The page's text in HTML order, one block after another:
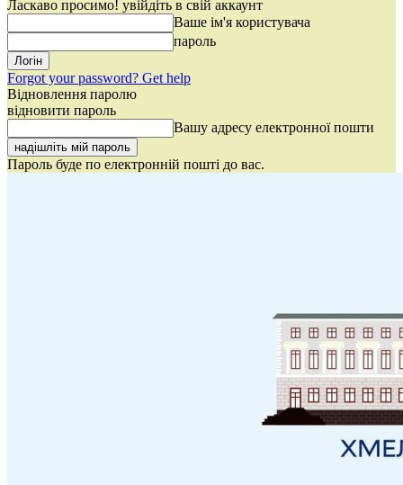
Ласкаво просимо! увійдіть в свій аккаунт
Ваше ім'я користувача
пароль
Forgot your password? Get help
Відновлення паролю
відновити пароль
Вашу адресу електронної пошти
Пароль буде по електронній пошті до вас.